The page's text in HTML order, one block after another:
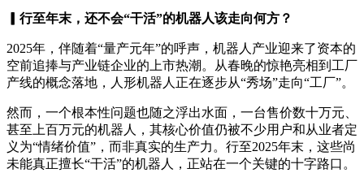
▎行至年末，还不会“干活”的机器人该走向何方？
2025年，伴随着“量产元年”的呼声，机器人产业迎来了资本的
空前追捧与产业链企业的上市热潮。从春晚的惊艳亮相到工厂
产线的概念落地，人形机器人正在逐步从“秀场”走向“工厂”。
然而，一个根本性问题也随之浮出水面，一台售价数十万元、
甚至上百万元的机器人，其核心价值仍被不少用户和从业者定
义为“情绪价值”，而非真实的生产力。行至2025年末，这些尚
未能真正擅长“干活”的机器人，正站在一个关键的十字路口。